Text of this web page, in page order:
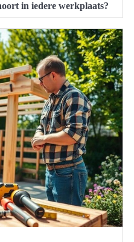
in iedere werkplaats?